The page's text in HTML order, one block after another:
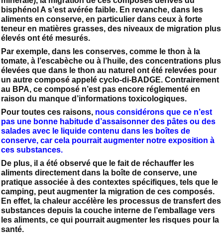
bisphénol A s’est avérée faible. En revanche, dans les
aliments en conserve, en particulier dans ceux à forte
teneur en matières grasses, des niveaux de migration plus
élevés ont été mesurés.
Par exemple, dans les conserves, comme le thon à la
tomate, à l’escabèche ou à l’huile, des concentrations plus
élevées que dans le thon au naturel ont été relevées pour
un autre composé appelé cyclo-di-BADGE. Contrairement
au BPA, ce composé n’est pas encore réglementé en
raison du manque d’informations toxicologiques.
Pour toutes ces raisons, nous considérons que ce n’est
pas une bonne habitude d’assaisonner des pâtes ou des
salades avec le liquide contenu dans les boîtes de
conserve, car cela pourrait augmenter notre exposition à
ces substances.
De plus, il a été observé que le fait de réchauffer les
aliments directement dans la boîte de conserve, une
pratique associée à des contextes spécifiques, tels que le
camping, peut augmenter la migration de ces composés.
En effet, la chaleur accélère les processus de transfert des
substances depuis la couche interne de l’emballage vers
les aliments, ce qui pourrait augmenter les risques pour la
santé.